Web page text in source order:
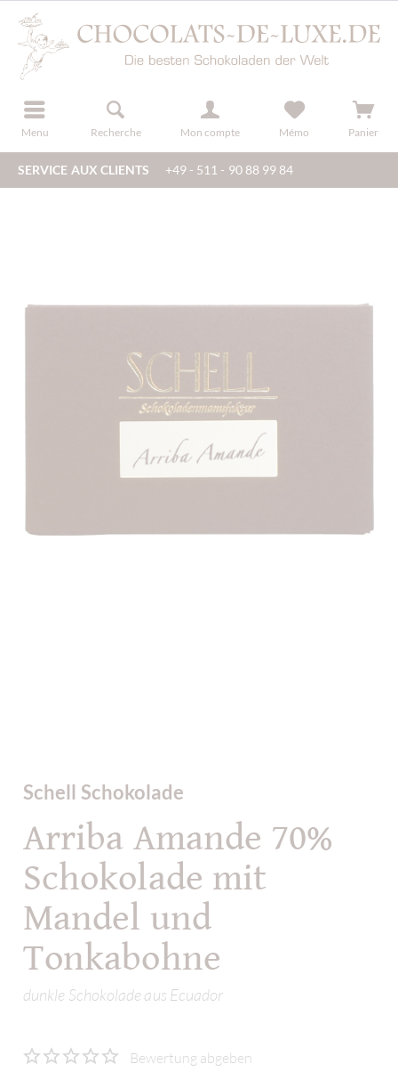
Menu Recherche Mon compte
s'inscrire Mémo Panier
SERVICE AUX CLIENTS +49 - 511 - 90 88 99 84
Schell Schokolade
Arriba Amande 70%
Schokolade mit
Mandel und
Tonkabohne
dunkle Schokolade aus Ecuador
Bewertung abgeben